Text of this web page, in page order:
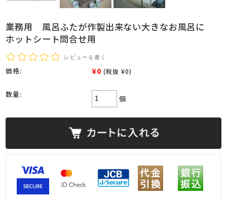
業務用 風呂ふたが作製出来ない大きなお風呂に
ホットシート問合せ用
レビューを書く
価格: ¥0 (税抜 ¥0)
数量: 個